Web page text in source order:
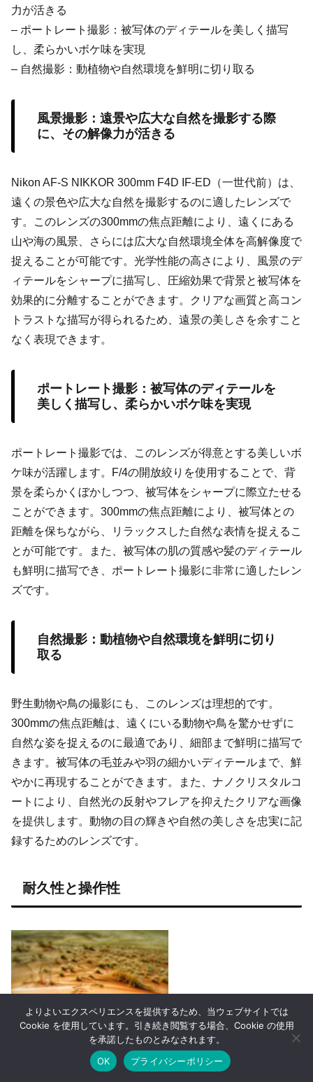
力が活きる
– ポートレート撮影：被写体のディテールを美しく描写
し、柔らかいボケ味を実現
– 自然撮影：動植物や自然環境を鮮明に切り取る
風景撮影：遠景や広大な自然を撮影する際
に、その解像力が活きる
Nikon AF-S NIKKOR 300mm F4D IF-ED（一世代前）は、
遠くの景色や広大な自然を撮影するのに適したレンズで
す。このレンズの300mmの焦点距離により、遠くにある
山や海の風景、さらには広大な自然環境全体を高解像度で
捉えることが可能です。光学性能の高さにより、風景のデ
ィテールをシャープに描写し、圧縮効果で背景と被写体を
効果的に分離することができます。クリアな画質と高コン
トラストな描写が得られるため、遠景の美しさを余すこと
なく表現できます。
ポートレート撮影：被写体のディテールを
美しく描写し、柔らかいボケ味を実現
ポートレート撮影では、このレンズが得意とする美しいボ
ケ味が活躍します。F/4の開放絞りを使用することで、背
景を柔らかくぼかしつつ、被写体をシャープに際立たせる
ことができます。300mmの焦点距離により、被写体との
距離を保ちながら、リラックスした自然な表情を捉えるこ
とが可能です。また、被写体の肌の質感や髪のディテール
も鮮明に描写でき、ポートレート撮影に非常に適したレン
ズです。
自然撮影：動植物や自然環境を鮮明に切り
取る
野生動物や鳥の撮影にも、このレンズは理想的です。
300mmの焦点距離は、遠くにいる動物や鳥を驚かせずに
自然な姿を捉えるのに最適であり、細部まで鮮明に描写で
きます。被写体の毛並みや羽の細かいディテールまで、鮮
やかに再現することができます。また、ナノクリスタルコ
ートにより、自然光の反射やフレアを抑えたクリアな画像
を提供します。動物の目の輝きや自然の美しさを忠実に記
録するためのレンズです。
耐久性と操作性
シェア 目次へ トップ
よりよいエクスペリエンスを提供するため、当ウェブサイトでは
Cookie を使用しています。引き続き閲覧する場合、Cookie の使用
を承諾したものとみなされます。
OK
プライバシーポリシー